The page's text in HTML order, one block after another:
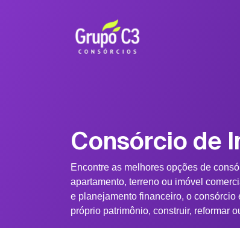
Consórcio de
Encontre as melhores opções de
apartamento, terreno ou imóvel
e planejamento financeiro, o
próprio patrimônio, construir, reformar